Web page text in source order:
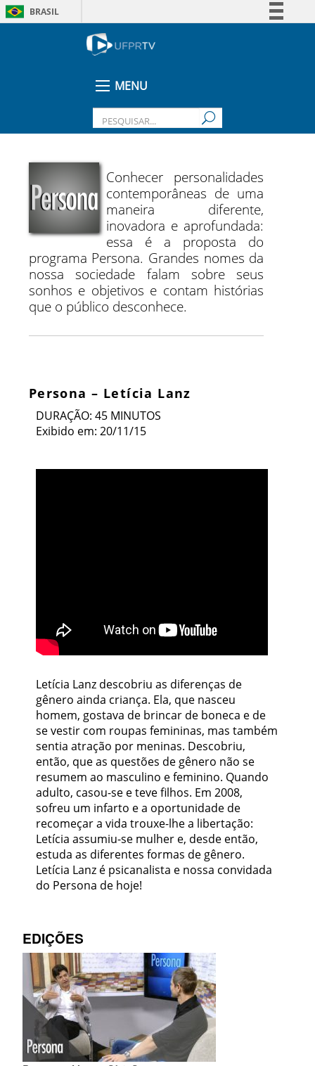
BRASIL
Legislação
MENU
Conhecer personalidades
contemporâneas de uma
maneira diferente,
inovadora e aprofundada:
essa é a proposta do
programa Persona. Grandes nomes da
nossa sociedade falam sobre seus
sonhos e objetivos e contam histórias
que o público desconhece.
Persona – Letícia Lanz
DURAÇÃO: 45 MINUTOS
Exibido em: 20/11/15
Letícia Lanz descobriu as diferenças de
gênero ainda criança. Ela, que nasceu
homem, gostava de brincar de boneca e de
se vestir com roupas femininas, mas também
sentia atração por meninas. Descobriu,
então, que as questões de gênero não se
resumem ao masculino e feminino. Quando
adulto, casou-se e teve filhos. Em 2008,
sofreu um infarto e a oportunidade de
recomeçar a vida trouxe-lhe a libertação:
Letícia assumiu-se mulher e, desde então,
estuda as diferentes formas de gênero.
Letícia Lanz é psicanalista e nossa convidada
do Persona de hoje!
EDIÇÕES